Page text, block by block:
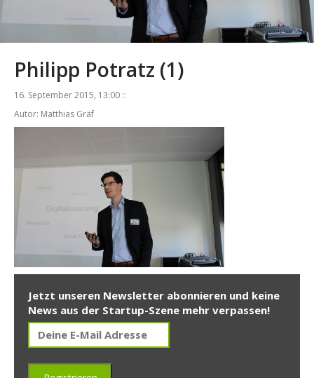
Philipp Potratz (1)
16. September 2015, 13:00 ::
Autor: Matthias Gräf
Jetzt unseren Newsletter abonnieren und keine
News aus der Startup-Szene mehr verpassen!